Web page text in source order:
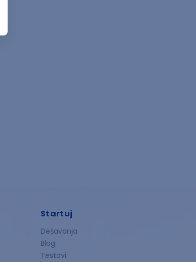
Startuj
Dešavanja
Blog
Testovi